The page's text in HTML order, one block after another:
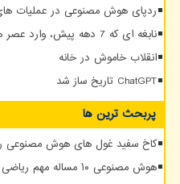
ردپای هوش مصنوعی در عملیات های
نابغه ای که 7 دهه پیش، وارد عصر هوش مصنوعی شد
انقلاب خاموش در خانه
ChatGPT تاریخ ساز شد
پربحث ترین ها
کاخ سفید غول های هوش مصنوعی را
هوش مصنوعی ۱۰ مساله مهم ریاضی و کوانتوم را حل کرد